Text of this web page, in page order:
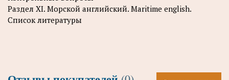
Раздел XI. Морской английский. Maritime english.
Список литературы